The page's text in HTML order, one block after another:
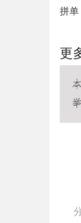
拼单
更